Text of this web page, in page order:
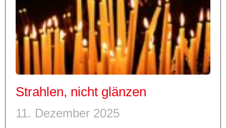
Strahlen, nicht glänzen
11. Dezember 2025